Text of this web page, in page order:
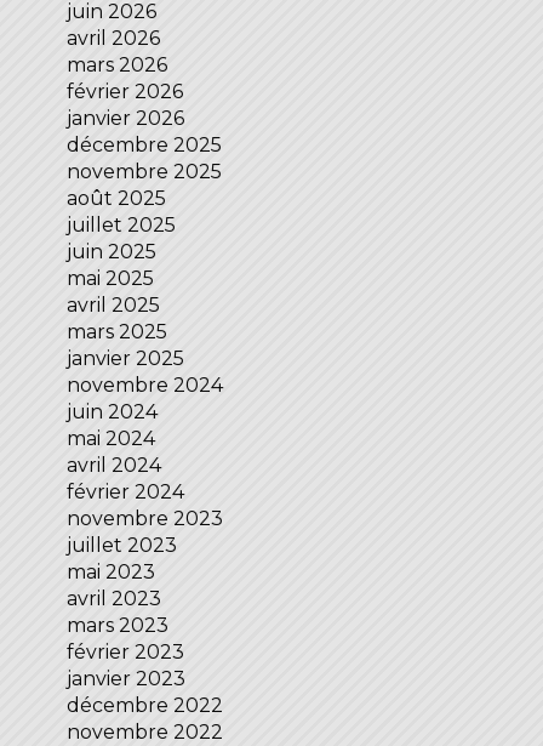
juin 2026
avril 2026
mars 2026
février 2026
janvier 2026
décembre 2025
novembre 2025
août 2025
juillet 2025
juin 2025
mai 2025
avril 2025
mars 2025
janvier 2025
novembre 2024
juin 2024
mai 2024
avril 2024
février 2024
novembre 2023
juillet 2023
mai 2023
avril 2023
mars 2023
février 2023
janvier 2023
décembre 2022
novembre 2022